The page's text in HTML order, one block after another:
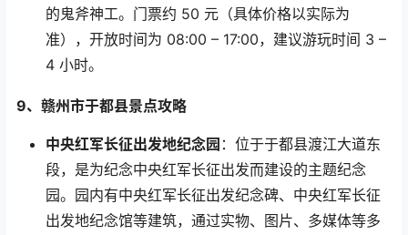
的鬼斧神工。门票约 50 元（具体价格以实际为
准），开放时间为 08:00 – 17:00，建议游玩时间 3 –
4 小时。
9、赣州市于都县景点攻略
中央红军长征出发地纪念园 ：位于于都县渡江大道东
段，是为纪念中央红军长征出发而建设的主题纪念
园。园内有中央红军长征出发纪念碑、中央红军长征
出发地纪念馆等建筑，通过实物、图片、多媒体等多